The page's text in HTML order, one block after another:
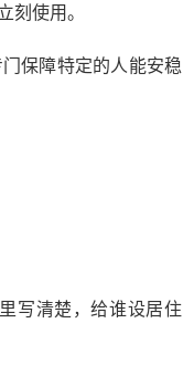
使用。
保障特定的人能安稳
写清楚，给谁设居住